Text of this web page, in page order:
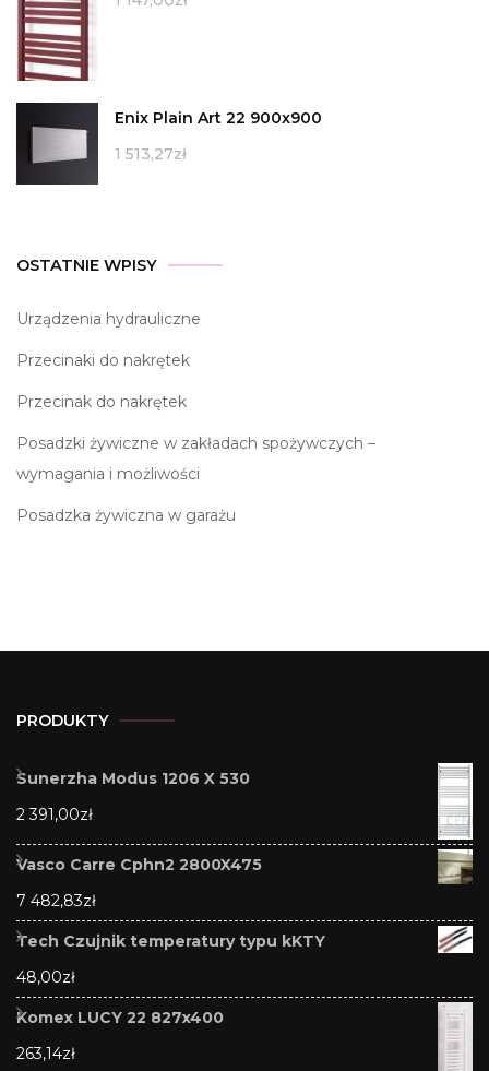
Enix Plain Art 22 900x900
1 513,27zł
OSTATNIE WPISY
Urządzenia hydrauliczne
Przecinaki do nakrętek
Przecinak do nakrętek
Posadzki żywiczne w zakładach spożywczych –
wymagania i możliwości
Posadzka żywiczna w garażu
PRODUKTY
Sunerzha Modus 1206 X 530
2 391,00zł
Vasco Carre Cphn2 2800X475
7 482,83zł
Tech Czujnik temperatury typu kKTY
48,00zł
Komex LUCY 22 827x400
263,14zł